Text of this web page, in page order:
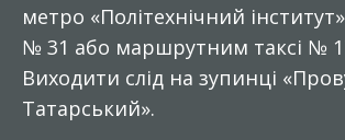
метро «Політехнічний
№ 31 або маршрутним таксі №
Виходити слід на зупинці
Татарський».